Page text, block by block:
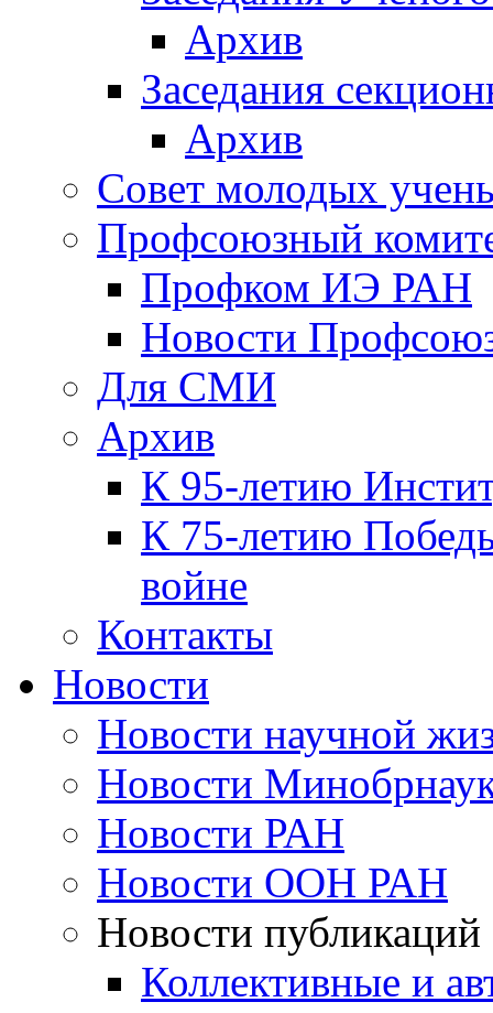
Архив
Заседания
Архив
Совет молодых
Профсоюзный
Профком ИЭ РАН
Новости
Для СМИ
Архив
К 95-летию
К 75-летию
войне
Контакты
Новости
Новости научной
Новости
Новости РАН
Новости ООН РАН
Новости публикаций
Коллективные и